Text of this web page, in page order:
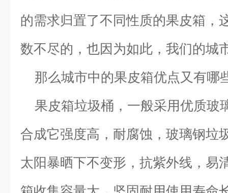
的需求归置了不同性质的果皮箱，
数不尽的，也因为如此，我们的城
那么城市中的果皮箱优点又有哪
果皮箱垃圾桶，一般采用优质玻
合成它强度高，耐腐蚀，玻璃钢垃
太阳暴晒下不变形，抗紫外线，易